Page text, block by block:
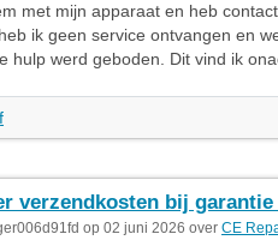
met mijn apparaat en heb
ik geen service ontvangen en
hulp werd geboden. Dit vind ik
verzendkosten bij
op 02 juni 2026 over CE